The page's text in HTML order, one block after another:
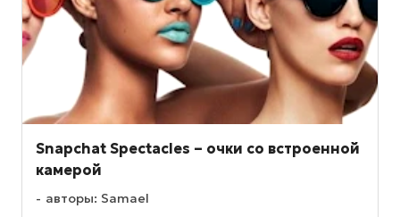
Snapchat Spectacles – очки со встроенной
камерой
авторы: Samael